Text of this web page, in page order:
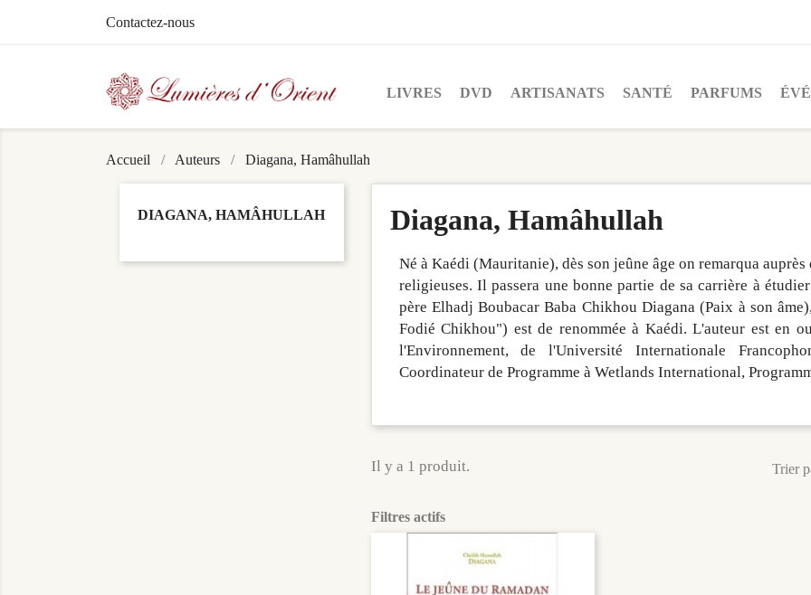
Contactez-nous
LIVRES DVD ARTISANATS SANTÉ PARFUMS
Accueil Auteurs Diagana, Hamâhullah
DIAGANA, HAMÂHULLAH Diagana, Hamâhullah
Né à Kaédi (Mauritanie), dès son jeûne âge on remarqua
religieuses. Il passera une bonne partie de sa carrière à
père Elhadj Boubacar Baba Chikhou Diagana (Paix à son
Fodié Chikhou") est de renommée à Kaédi. L'auteur est en
l'Environnement, de l'Université Internationale
Coordinateur de Programme à Wetlands International,
Il y a 1 produit. Trier
Filtres actifs